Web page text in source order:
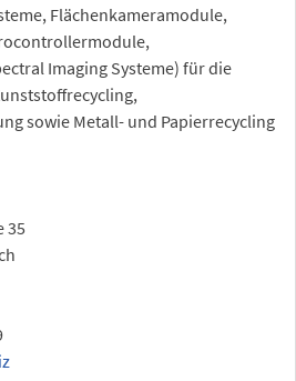
Flächenkameramodule,
Imaging Systeme) für die
sowie Metall- und Papierrecycling
35